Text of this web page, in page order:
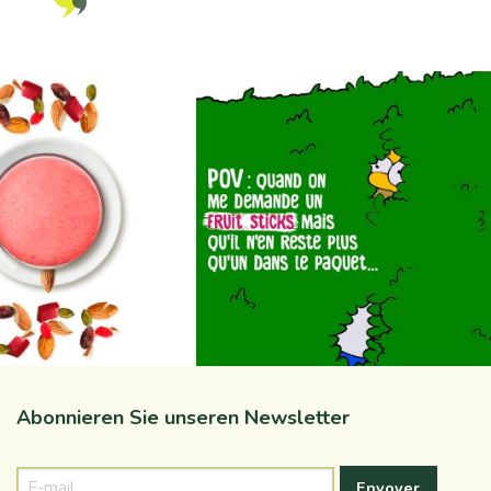
Aug. 31
na_natureaddicts
Aug. 16
Abonnieren Sie unseren Newsletter
E-